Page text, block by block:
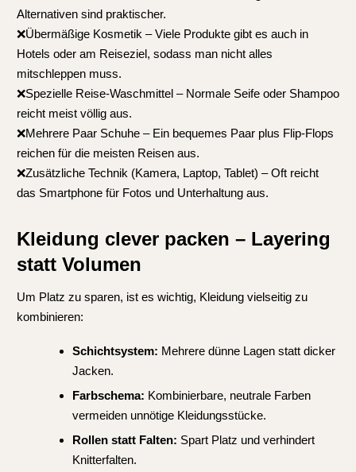
Alternativen sind praktischer.
❌Übermäßige Kosmetik – Viele Produkte gibt es auch in
Hotels oder am Reiseziel, sodass man nicht alles
mitschleppen muss.
❌Spezielle Reise-Waschmittel – Normale Seife oder Shampoo
reicht meist völlig aus.
❌Mehrere Paar Schuhe – Ein bequemes Paar plus Flip-Flops
reichen für die meisten Reisen aus.
❌Zusätzliche Technik (Kamera, Laptop, Tablet) – Oft reicht
das Smartphone für Fotos und Unterhaltung aus.
Kleidung clever packen – Layering
statt Volumen
Um Platz zu sparen, ist es wichtig, Kleidung vielseitig zu
kombinieren:
Schichtsystem: Mehrere dünne Lagen statt dicker
Jacken.
Farbschema: Kombinierbare, neutrale Farben
vermeiden unnötige Kleidungsstücke.
Rollen statt Falten: Spart Platz und verhindert
Knitterfalten.